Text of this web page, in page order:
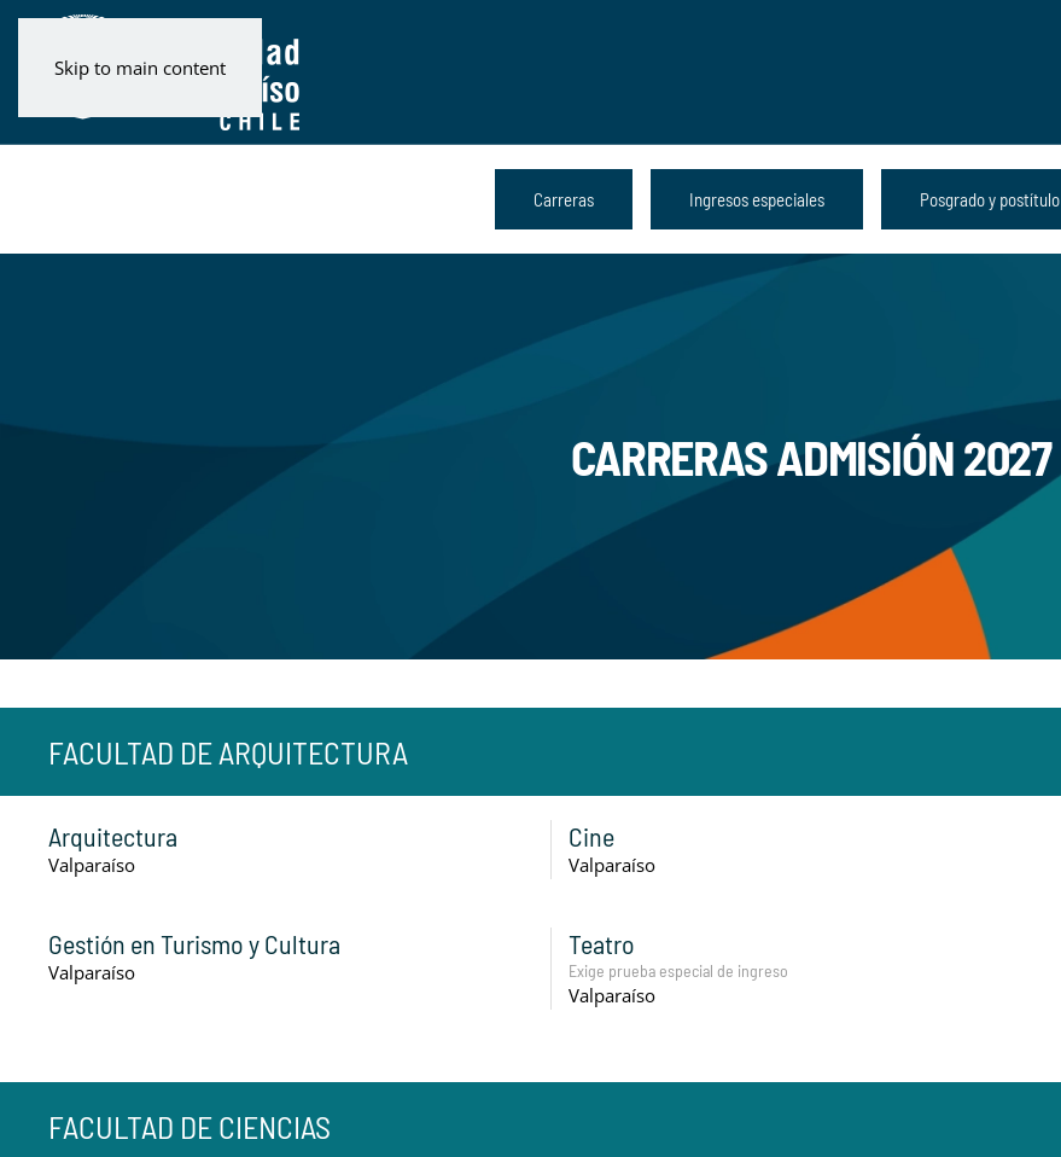
Skip to main content
Carreras Ingresos especiales Posgrado y postítulo
CARRERAS ADMISIÓN 2027
FACULTAD DE ARQUITECTURA
Arquitectura
Valparaíso
Cine
Valparaíso
Gestión en Turismo y Cultura
Valparaíso
Teatro
Exige prueba especial de ingreso
Valparaíso
FACULTAD DE CIENCIAS